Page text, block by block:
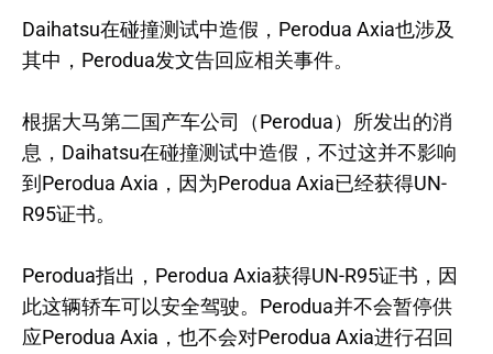
Daihatsu在碰撞测试中造假，Perodua Axia也涉及
其中，Perodua发文告回应相关事件。
根据大马第二国产车公司（Perodua）所发出的消
息，Daihatsu在碰撞测试中造假，不过这并不影响
到Perodua Axia，因为Perodua Axia已经获得UN-
R95证书。
Perodua指出，Perodua Axia获得UN-R95证书，因
此这辆轿车可以安全驾驶。Perodua并不会暂停供
应Perodua Axia，也不会对Perodua Axia进行召回